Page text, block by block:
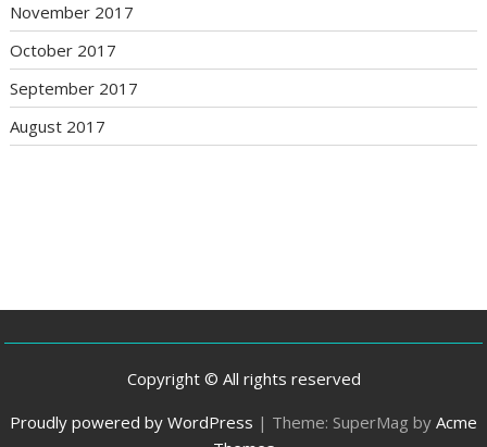
November 2017
October 2017
September 2017
August 2017
Copyright © All rights reserved
Proudly powered by WordPress | Theme: SuperMag by Acme